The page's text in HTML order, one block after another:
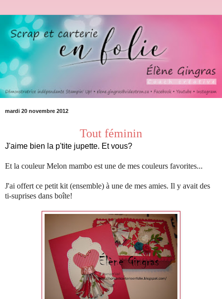
mardi 20 novembre 2012
Tout féminin
J'aime bien la p'tite jupette. Et vous?
Et la couleur Melon mambo est une de mes couleurs favorites...
J'ai offert ce petit kit (ensemble) à une de mes amies. Il y avait des
ti-suprises dans boîte!